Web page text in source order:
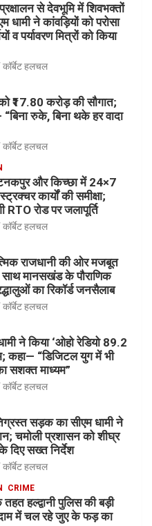
से देवभूमि में शिवभक्तों
धामी ने कांवड़ियों को परोसा
व पर्यावरण मित्रों को किया
कॉर्बेट हलचल
₹17.80 करोड़ की सौगात;
“बिना रुके, बिना थके हर वादा
कॉर्बेट हलचल
टनकपुर और किच्छा में 24×7
कार्यों की समीक्षा;
रोड पर जलापूर्ति
कॉर्बेट हलचल
राजधानी की ओर मजबूत
मानसखंड के पौराणिक
का रिकॉर्ड जनसैलाब
कॉर्बेट हलचल
ने किया ‘ओहो रेडियो 89.2
कहा— “डिजिटल युग में भी
सशक्त माध्यम”
कॉर्बेट हलचल
सड़क का सीएम धामी ने
चमोली प्रशासन को शीघ्र
दिए सख्त निर्देश
कॉर्बेट हलचल
CRIME
हल्द्वानी पुलिस की बड़ी
में चल रहे जुए के फड़ का